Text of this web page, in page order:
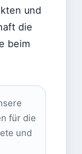
und
die
beim
für die
und